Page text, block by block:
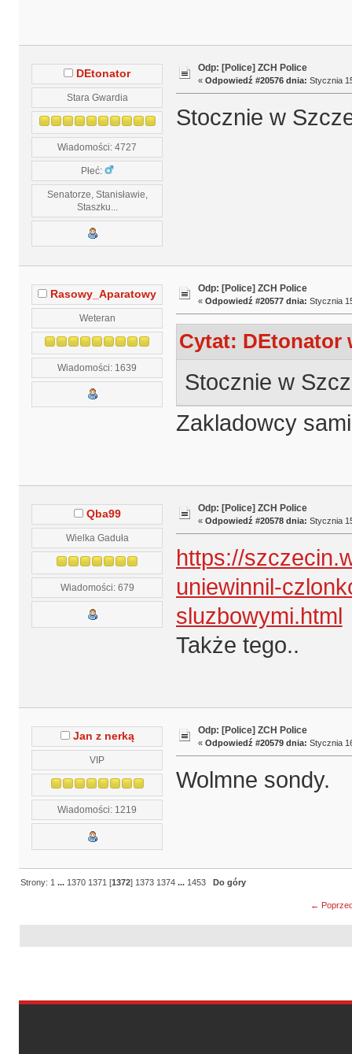
DEtonator
Stara Gwardia
Wiadomości: 4727
Płeć:
Senatorze, Stanisławie,
Staszku...
Odp: [Police] ZCH Police
« Odpowiedź #20576 dnia: Stycznia
Stocznie w
Rasowy_Aparatowy
Weteran
Wiadomości: 1639
Odp: [Police] ZCH Police
« Odpowiedź #20577 dnia: Stycznia
Cytat: DEtonator
Stocznie w
Zakladowcy
Qba99
Wielka Gaduła
Wiadomości: 679
Odp: [Police] ZCH Police
« Odpowiedź #20578 dnia: Stycznia
https://
uniewinnil-
sluzbowymi.html
Także tego..
Jan z nerką
VIP
Wiadomości: 1219
Odp: [Police] ZCH Police
« Odpowiedź #20579 dnia: Stycznia
Wolmne sondy.
Strony: 1 ... 1370 1371 [1372] 1373 1374 ... 1453 Do góry
←